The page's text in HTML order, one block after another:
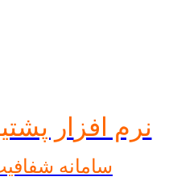
نرم افز ار
سامانه